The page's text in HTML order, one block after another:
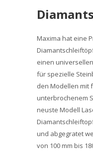
Maxima hat eine
einen
für spezielle
den Modellen mit
unterbrochenem
neuste Modell
und abgegratet
von 100 mm bis